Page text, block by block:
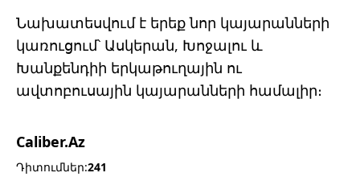
Նախատեսվում է երեք նոր կայարանների
կառուցում՝ Ասկերան, Խոջալու և
Խանքենդիի երկաթուղային ու
ավտոբուսային կայարանների համալիր։
Caliber.Az
Դիտումներ:241